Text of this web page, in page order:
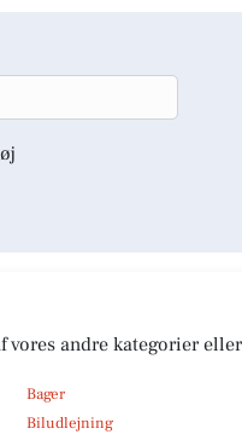
vores andre kategorier
Bager
Biludlejning